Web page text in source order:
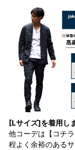
[Lサイズ]を着用し
他コーデは 【コチラ
程よく余裕のある